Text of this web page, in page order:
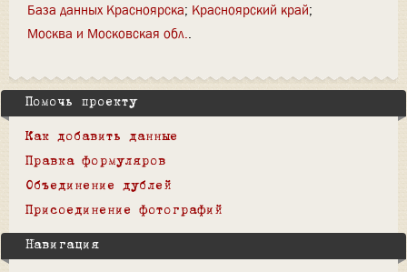
База данных Красноярска Красноярский край
Москва и Московская обл.
Помочь проекту
Как добавить данные
Правка формуляров
Объединение дублей
Присоединение фотографий
Навигация